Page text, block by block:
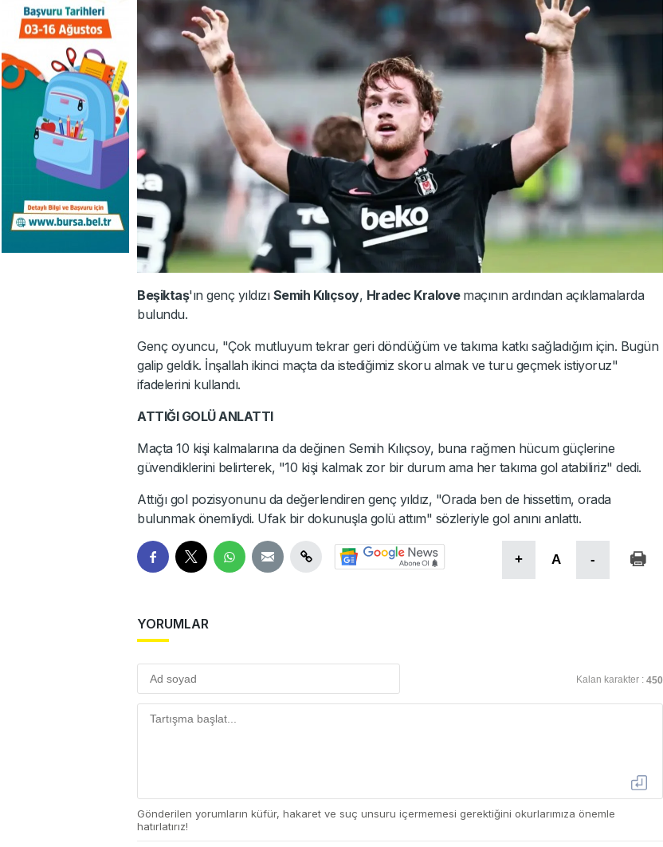
Beşiktaş'ın genç yıldızı Semih Kılıçsoy, Hradec Kralove maçının ardından açıklamalarda
bulundu.
Genç oyuncu, "Çok mutluyum tekrar geri döndüğüm ve takıma katkı sağladığım için. Bugün
galip geldik. İnşallah ikinci maçta da istediğimiz skoru almak ve turu geçmek istiyoruz"
ifadelerini kullandı.
ATTIĞI GOLÜ ANLATTI
Maçta 10 kişi kalmalarına da değinen Semih Kılıçsoy, buna rağmen hücum güçlerine
güvendiklerini belirterek, "10 kişi kalmak zor bir durum ama her takıma gol atabiliriz" dedi.
Attığı gol pozisyonunu da değerlendiren genç yıldız, "Orada ben de hissettim, orada
bulunmak önemliydi. Ufak bir dokunuşla golü attım" sözleriyle gol anını anlattı.
+ A -
YORUMLAR
Kalan karakter : 450
Gönderilen yorumların küfür, hakaret ve suç unsuru içermemesi gerektiğini okurlarımıza önemle
hatırlatırız!